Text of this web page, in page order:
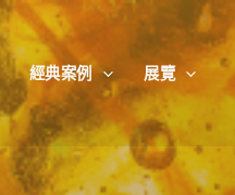
經典案例 展覽